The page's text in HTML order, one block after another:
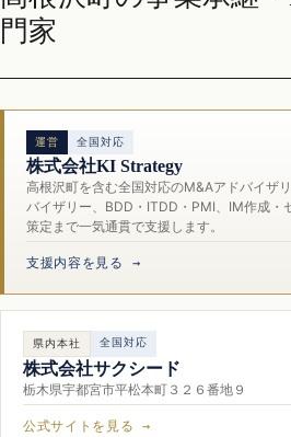
門家
運営 全国対応
株式会社KI Strategy
高根沢町を含む全国対応のM&Aアドバイザ
バイザリー、BDD・ITDD・PMI、IM作成・
策定まで一気通貫で支援します。
支援内容を見る →
県内本社 全国対応
株式会社サクシード
栃木県宇都宮市平松本町３２６番地９
公式サイトを見る →